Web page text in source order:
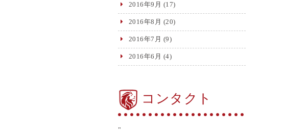
2016年9月 (17)
2016年8月 (20)
2016年7月 (9)
2016年6月 (4)
コンタクト
"